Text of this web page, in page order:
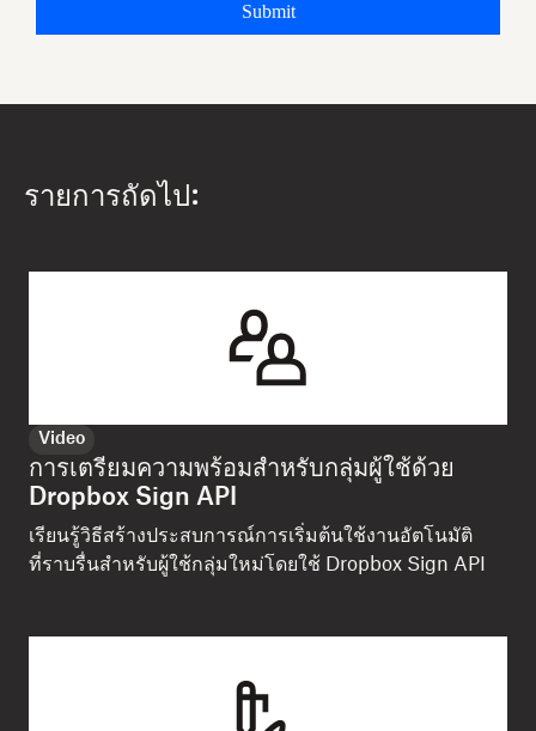
Submit
รายการถัดไป:
Video
การเตรียมความพร้อมสำหรับกลุ่มผู้ใช้ด้วย
Dropbox Sign API
เรียนรู้วิธีสร้างประสบการณ์การเริ่มต้นใช้งานอัตโนมัติ
ที่ราบรื่นสำหรับผู้ใช้กลุ่มใหม่โดยใช้ Dropbox Sign API